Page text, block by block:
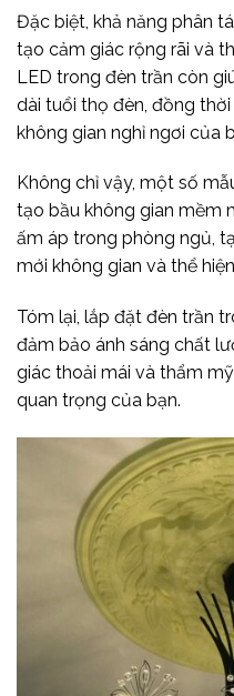
Đặc biệt, khả năng phân
tạo cảm giác rộng rãi và
LED trong đèn trần còn
dài tuổi thọ đèn, đồng
không gian nghỉ ngơi của
Không chỉ vậy, một số
tạo bầu không gian mềm
ấm áp trong phòng ngủ,
mới không gian và thể
Tóm lại, lắp đặt đèn trần
đảm bảo ánh sáng chất
giác thoải mái và thẩm
quan trọng của bạn.